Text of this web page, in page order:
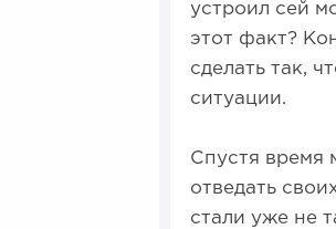
устроил сей
этот факт?
сделать так,
ситуации.
Спустя время
отведать
стали уже не